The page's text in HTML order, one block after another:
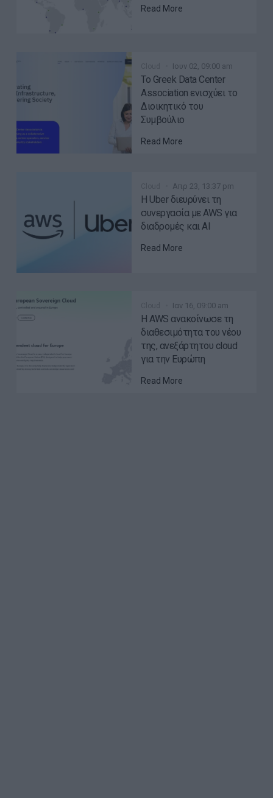
Read More
Ιουν 02, 09:00 am
Το Greek Data Center
Association ενισχύει το
Διοικητικό του
Συμβούλιο
Read More
Απρ 23, 13:37 pm
Η Uber διευρύνει τη
συνεργασία με AWS για
διαδρομές και AI
Read More
Ιαν 16, 09:00 am
Η AWS ανακοίνωσε τη
διαθεσιμότητα του νέου
της, ανεξάρτητου cloud
για την Ευρώπη
Read More